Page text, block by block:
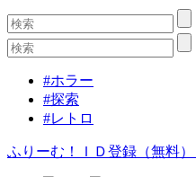
#ホラー
#探索
#レトロ
ふりーむ！ＩＤ登録（無料）